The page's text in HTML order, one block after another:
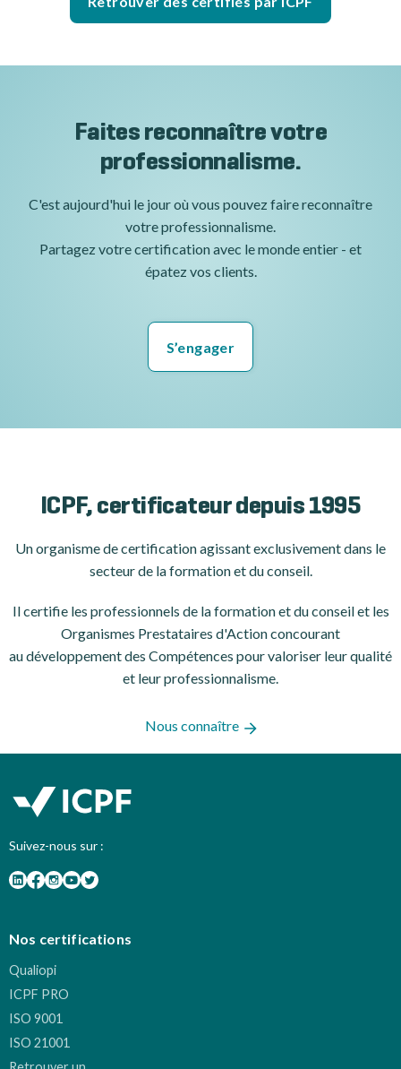
Faites reconnaître votre
professionnalisme.
C'est aujourd'hui le jour où vous pouvez faire reconnaître
votre professionnalisme.
Partagez votre certification avec le monde entier - et
épatez vos clients.
S’engager
ICPF, certificateur depuis 1995
Un organisme de certificationagissant exclusivement dans le
secteur de la formation et du conseil.
Il certifie les professionnels de la formation et du conseil et les
Organismes Prestataires d'Action concourant
au développement des Compétences pour valoriser leur qualité
et leur professionnalisme.
Nous connaître
Suivez-nous sur :
Nos certifications
Qualiopi
ICPF PRO
ISO 9001
ISO 21001